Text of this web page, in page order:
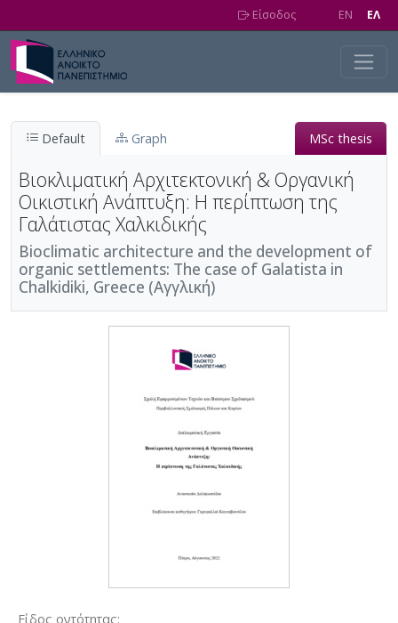
Είσοδος EN EΛ
Default Graph MSc thesis
Βιοκλιματική Αρχιτεκτονική & Οργανική
Οικιστική Ανάπτυξη: Η περίπτωση της
Γαλάτιστας Χαλκιδικής
Bioclimatic architecture and the development of
organic settlements: The case of Galatista in
Chalkidiki, Greece (Αγγλική)
Είδος οντότητας